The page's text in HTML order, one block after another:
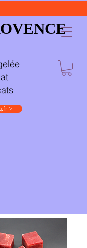
>